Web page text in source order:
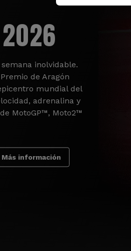
inolvidable.
de Aragón
mundial del
adrenalina y
MotoGP™, Moto2™
Más información